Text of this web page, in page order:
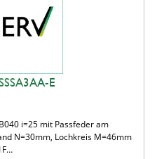
E
i=25 mit Passfeder am
N=30mm, Lochkreis M=46mm